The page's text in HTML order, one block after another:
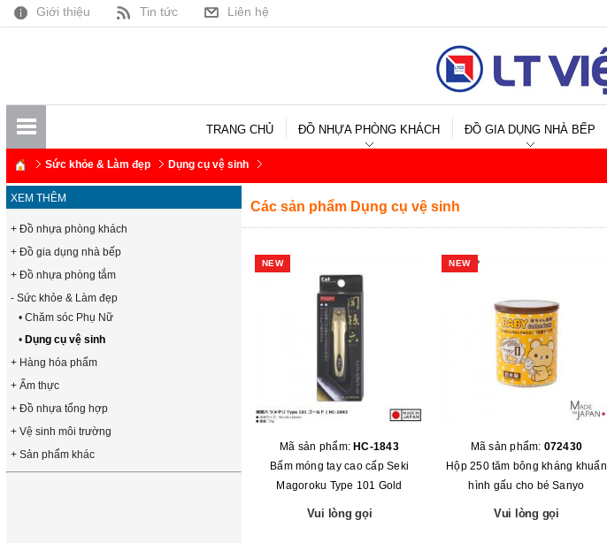
Giới thiệu Tin tức Liên hệ
TRANG CHỦ ĐỒ NHỰA PHÒNG KHÁCH ĐỒ GIA DỤNG NHÀ BẾP
Sức khỏe & Làm đẹp Dụng cụ vệ sinh
XEM THÊM
+ Đồ nhựa phòng khách
+ Đồ gia dụng nhà bếp
+ Đồ nhựa phòng tắm
- Sức khỏe & Làm đẹp
• Chăm sóc Phụ Nữ
• Dụng cụ vệ sinh
+ Hàng hóa phẩm
+ Ẩm thực
+ Đồ nhựa tổng hợp
+ Vệ sinh môi trường
+ Sản phẩm khác
Các sản phẩm Dụng cụ vệ sinh
NEW
Mã sản phẩm: HC-1843
Bấm móng tay cao cấp Seki
Magoroku Type 101 Gold
Vui lòng gọi
NEW
Mã sản phẩm: 072430
Hộp 250 tăm bông kháng khuẩn
hình gấu cho bé Sanyo
Vui lòng gọi